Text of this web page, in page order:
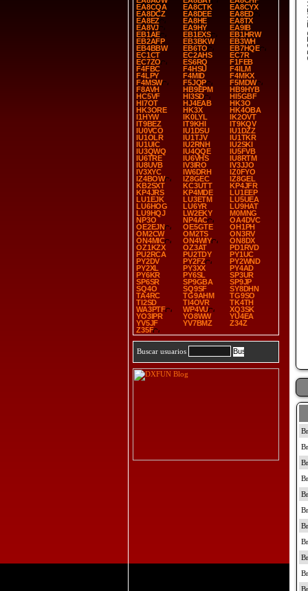
EA8CQA
EA8CTK
EA8CYX
EA8DCZ
EA8DEE
EA8ED
EA8EZ
EA8HE
EA8TX
EA8VJ
EA9HY
EA9IB
EB1AE
EB1EXS
EB1HRW
EB2AFP
EB3BKW
EB3WH
EB4BBW
EB6TO
EB7HQE
EC1CT
EC2AHS
EC7R
EC7ZO
ES6RQ
F1FEB
F4FBC
F4HSU
F4ILM
F4LPY
F4MID
F4MKX
F4MSW
F5JQP
F5MDW
F8AVH
HB9EPM
HB9HYB
HC5VF
HI3SD
HI5GBF
HI7OT
HJ4EAB
HK3O
HK3ORE
HK3X
HK4OBA
I1HYW
IK0LYL
IK2OVT
IT9BEZ
IT9KHI
IT9KQV
IU0VCO
IU1DSU
IU1DZZ
IU1OLR
IU1TJV
IU1TKR
IU1UIC
IU2RNH
IU2SKI
IU3QWQ
IU4QQE
IU5FVB
IU6TRE
IU6VHS
IU8RTM
IU8UVB
IV3IRO
IV3JJO
IV3XYC
IW6DRH
IZ0FYO
IZ4BOW
IZ8GEC
IZ8GEL
KB2SXT
KC3UTT
KP4JFR
KP4JRS
KP4MDE
LU1EEP
LU1EJK
LU3ETM
LU5UEA
LU6HOG
LU6YR
LU9HAT
LU9HQJ
LW2EKY
M0MNG
NP3O
NP4AC
OA4DVC
OE2EJN
OE5GTE
OH1PH
OM2CW
OM2TS
ON3RV
ON4MIC
ON4WIY
ON8DX
OZ1KZX
OZ3AT
PD1RVD
PU2RCA
PU2TDY
PY1UC
PY2DV
PY2FZ
PY2WND
PY2XL
PY3XX
PY4AD
PY6KR
PY6SL
SP3UR
SP6SR
SP9GBA
SP9JP
SQ4O
SQ9SF
SY8DHN
TA4RC
TG9AHM
TG9SO
TI2SD
TI4OVR
TK4TH
WA3PTF
WP4VU
XQ3SK
YO3IPR
YO8WW
YU4EA
YV5JF
YV7BMZ
Z34Z
Z35F
Buscar usuarios